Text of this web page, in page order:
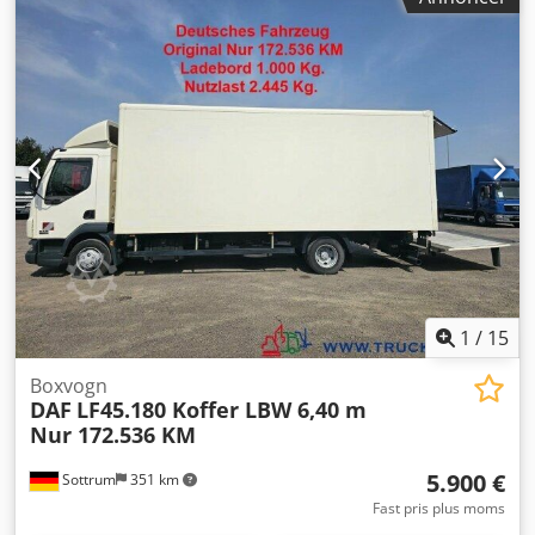
Affjedring: Bladfjedre Bagaksel: Maks. aksellast: 5000 kg;
Dækmønster venstre: 40%; Dækmønster højre: 40%;
Affjedring: Luftaffjedring Vægte Egenvægt: 5.740 kg
Nyttelast: 2.560 kg Totalvægt: 8.300 kg Stand Teknisk stand:
meget god Visuel stand: meget god Skader: ingen
1 / 15
Sottrum 351 km
Boxvogn
DAF LF45.180 Koffer LBW 6,40 m
Nur 172.536 KM
5.900 €
Fast pris plus moms